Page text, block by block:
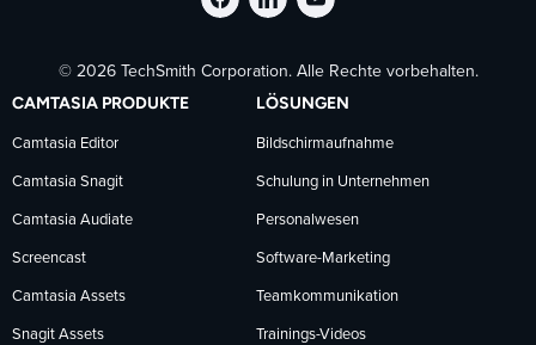
TechSmith
auf
Facebook
folgen
TechSmith
auf
LinkedIn
folgen
TechSmith
auf
YouTube
folgen
© 2026 TechSmith Corporation. Alle Rechte vorbehalten.
CAMTASIA PRODUKTE
Camtasia Editor
Camtasia Snagit
Camtasia Audiate
Screencast
Camtasia Assets
Snagit Assets
LÖSUNGEN
Bildschirmaufnahme
Schulung in Unternehmen
Personalwesen
Software-Marketing
Teamkommunikation
Trainings-Videos